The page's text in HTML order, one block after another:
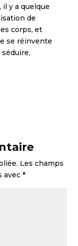
y a quelque
de
corps, et
se réinvente
Les champs
avec *